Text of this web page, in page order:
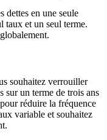
dettes en une seule
taux et un seul terme.
souhaitez verrouiller
sur un terme de trois ans
réduire la fréquence
variable et souhaitez